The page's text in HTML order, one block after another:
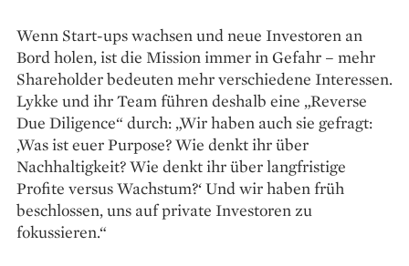
Wenn Start-ups wachsen und neue Inves­toren an
Bord holen, ist die Mission immer in ­Gefahr – mehr
Shareholder bedeuten mehr verschiedene Interessen.
Lykke und ihr Team führen deshalb eine „Reverse
Due Diligence“ durch: „Wir haben auch sie gefragt:
‚Was ist euer Purpose? Wie denkt ihr über
Nachhaltigkeit? Wie denkt ihr über langfristige
Profite versus Wachstum?‘ Und wir haben früh
beschlossen, uns auf private Investoren zu
fokussieren.“